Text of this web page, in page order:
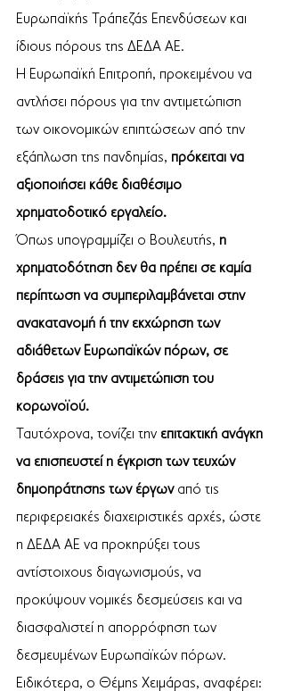
Ευρωπαϊκής Τράπεζάς Επενδύσεων και
ίδιους πόρους της ΔΕΔΑ ΑΕ.
Η Ευρωπαϊκή Επιτροπή, προκειμένου να
αντλήσει πόρους για την αντιμετώπιση
των οικονομικών επιπτώσεων από την
εξάπλωση της πανδημίας, πρόκειται να
αξιοποιήσει κάθε διαθέσιμο
χρηματοδοτικό εργαλείο.
Όπως υπογραμμίζει ο Βουλευτής, η
χρηματοδότηση δεν θα πρέπει σε καμία
περίπτωση να συμπεριλαμβάνεται στην
ανακατανομή ή την εκχώρηση των
αδιάθετων Ευρωπαϊκών πόρων, σε
δράσεις για την αντιμετώπιση του
κορωνοϊού.
Ταυτόχρονα, τονίζει την επιτακτική ανάγκη
να επισπευστεί η έγκριση των τευχών
δημοπράτησης των έργων από τις
περιφερειακές διαχειριστικές αρχές, ώστε
η ΔΕΔΑ ΑΕ να προκηρύξει τους
αντίστοιχους διαγωνισμούς, να
προκύψουν νομικές δεσμεύσεις και να
διασφαλιστεί η απορρόφηση των
δεσμευμένων Ευρωπαϊκών πόρων.
Ειδικότερα, ο Θέμης Χειμάρας, αναφέρει: